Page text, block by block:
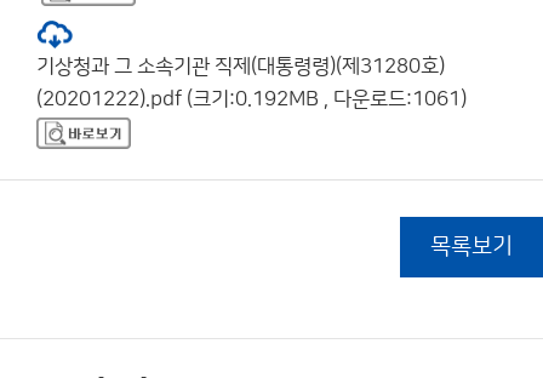
기상청과 그 소속기관 직제(대통령령)(제31280호)
(20201222).pdf (크기:0.192MB , 다운로드:1061)
목록보기